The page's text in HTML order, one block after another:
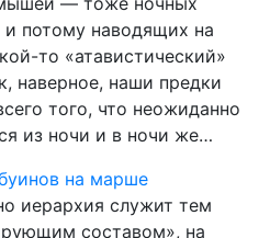
и потому наводящих на
то «атавистический»
наверное, наши предки
того, что неожиданно
из ночи и в ночи же…
на марше
иерархия служит тем
составом», на